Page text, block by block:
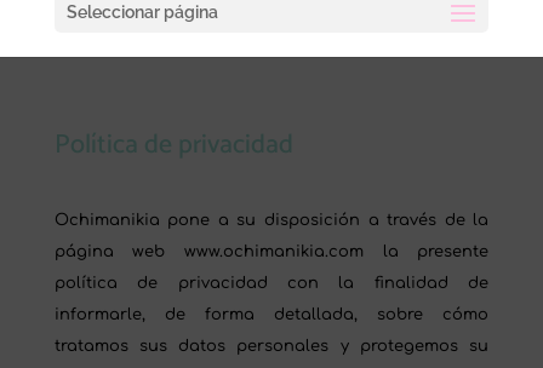
Seleccionar página
Política de privacidad
Ochimanikia pone a su disposición a través de la
página web www.ochimanikia.com la presente
política de privacidad con la finalidad de
informarle, de forma detallada, sobre cómo
tratamos sus datos personales y protegemos su